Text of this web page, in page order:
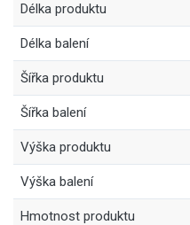
Délka produktu
Délka balení
Šířka produktu
Šířka balení
Výška produktu
Výška balení
Hmotnost produktu